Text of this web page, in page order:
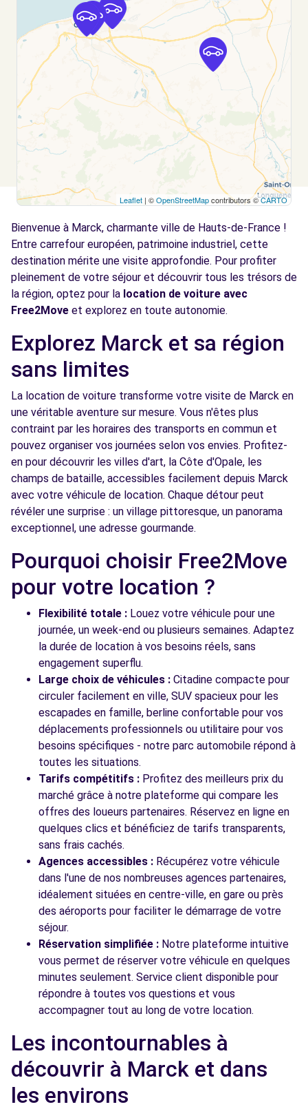
Voir l'agence
Free2Move Rent - GARAGE HERANT -
GRAVELINES (C)
2 ROUTE DE CALAIS
GRAVELINES, 59820
Voir l'agence
Leaflet | ©OpenStreetMapcontributors ©CARTO
Bienvenue à Marck, charmante ville de Hauts-de-France !
Entre carrefour européen, patrimoine industriel, cette
destination mérite une visite approfondie. Pour profiter
pleinement de votre séjour et découvrir tous les trésors de
la région, optez pour la location de voiture avec
Free2Move et explorez en toute autonomie.
Explorez Marck et sa région
sans limites
La location de voiture transforme votre visite de Marck en
une véritable aventure sur mesure. Vous n'êtes plus
contraint par les horaires des transports en commun et
pouvez organiser vos journées selon vos envies. Profitez-
en pour découvrir les villes d'art, la Côte d'Opale, les
champs de bataille, accessibles facilement depuis Marck
avec votre véhicule de location. Chaque détour peut
révéler une surprise : un village pittoresque, un panorama
exceptionnel, une adresse gourmande.
Pourquoi choisir Free2Move
pour votre location ?
Flexibilité totale : Louez votre véhicule pour une
journée, un week-end ou plusieurs semaines. Adaptez
la durée de location à vos besoins réels, sans
engagement superflu.
Large choix de véhicules : Citadine compacte pour
circuler facilement en ville, SUV spacieux pour les
escapades en famille, berline confortable pour vos
déplacements professionnels ou utilitaire pour vos
besoins spécifiques - notre parc automobile répond à
toutes les situations.
Tarifs compétitifs : Profitez des meilleurs prix du
marché grâce à notre plateforme qui compare les
offres des loueurs partenaires. Réservez en ligne en
quelques clics et bénéficiez de tarifs transparents,
sans frais cachés.
Agences accessibles : Récupérez votre véhicule
dans l'une de nos nombreuses agences partenaires,
idéalement situées en centre-ville, en gare ou près
des aéroports pour faciliter le démarrage de votre
séjour.
Réservation simplifiée : Notre plateforme intuitive
vous permet de réserver votre véhicule en quelques
minutes seulement. Service client disponible pour
répondre à toutes vos questions et vous
accompagner tout au long de votre location.
Les incontournables à
découvrir à Marck et dans
les environs